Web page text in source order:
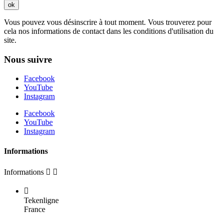
Vous pouvez vous désinscrire à tout moment. Vous trouverez pour
cela nos informations de contact dans les conditions d'utilisation du
site.
Nous suivre
Facebook
YouTube
Instagram
Facebook
YouTube
Instagram
Informations
Informations  

Tekenligne
France